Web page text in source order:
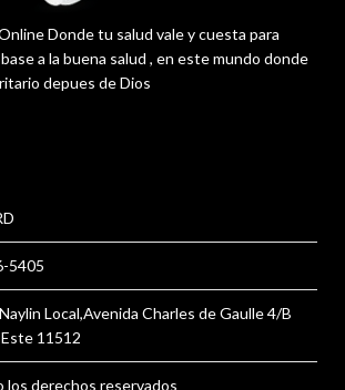
Donde tu salud vale y cuesta para
a la buena salud , en este mundo donde
depues de Dios
5405
Local,Avenida Charles de Gaulle 4/B
11512
los derechos reservados